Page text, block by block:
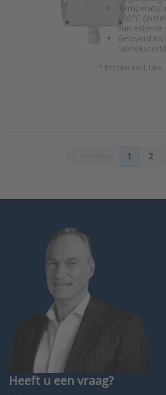
600°C
van externe
Geleverd
* Prijzen excl.
1 2
Heeft u een vraag?